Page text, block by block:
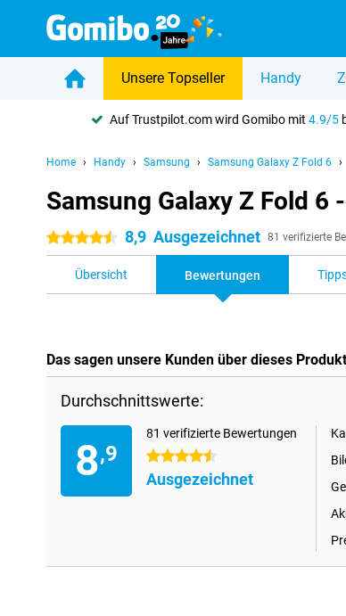
Unsere Topseller Handy
Auf Trustpilot.com wird Gomibo mit4.9/5
Home Handy Samsung Samsung Galaxy Z Fold 6
Samsung Galaxy Z Fold 6
4.5 Sterne 8,9 Ausgezeichnet 81 verifizierte
Übersicht Bewertungen
Das sagen unsere Kunden über dieses Produkt
Durchschnittswerte:
8,9
81 verifizierte Bewertungen
4.5 Sterne
Ausgezeichnet